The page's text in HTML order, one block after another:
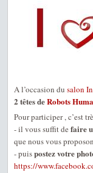
A l’occasion du salon
2 têtes deRobots
Pour participer , c’est
- il vous suffit de faire
que nous vous
- puispostez votre
https://